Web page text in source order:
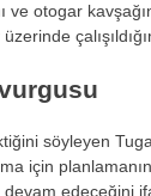
otogar
söyleyen
için
edeceğini